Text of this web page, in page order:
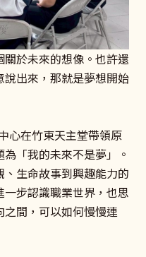
於未來的想像。也許還
出來，那就是夢想開始
心在竹東天主堂帶領原
「我的未來不是夢」。
生命故事到興趣能力的
步認識職業世界，也思
間，可以如何慢慢連